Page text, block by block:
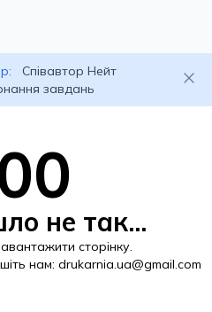
Співавтор Нейт
завдань
не так...
сторінку.
нам: drukarnia.ua@gmail.com